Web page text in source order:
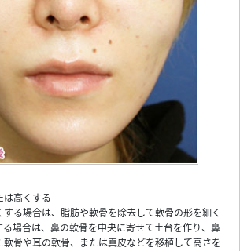
は高くする
る場合は、脂肪や軟骨を除去して軟骨の形を細く
場合は、鼻の軟骨を中央に寄せて土台を作り、鼻
軟骨や耳の軟骨、または真皮などを移植して高さを